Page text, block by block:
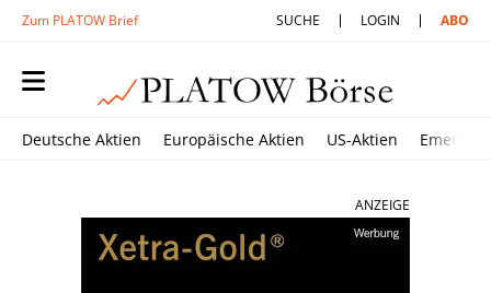
Zum PLATOW Brief SUCHE LOGIN ABO
Deutsche Aktien Europäische Aktien US-Aktien
ANZEIGE